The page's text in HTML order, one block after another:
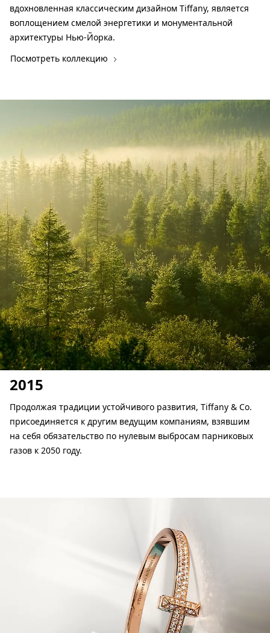
вдохновленная классическим дизайном Tiffany, является
воплощением смелой энергетики и монументальной
архитектуры Нью-Йорка.
Посмотреть коллекцию
2015
Продолжая традиции устойчивого развития, Tiffany & Co.
присоединяется к другим ведущим компаниям, взявшим
на себя обязательство по нулевым выбросам парниковых
газов к 2050 году.